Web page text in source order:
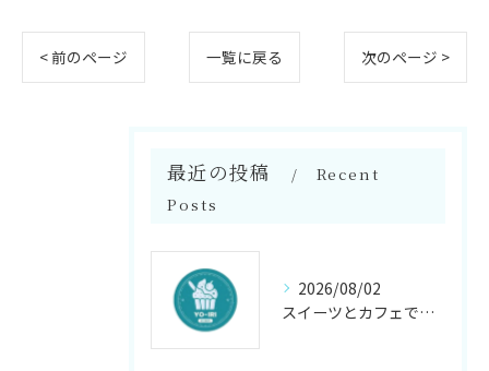
< 前のページ 一覧に戻る 次のページ >
最近の投稿
Recent
Posts
2026/08/02
スイーツとカフェで春日市の人気店を効率よく比較しテイクアウトにも便利な使い分けガイド